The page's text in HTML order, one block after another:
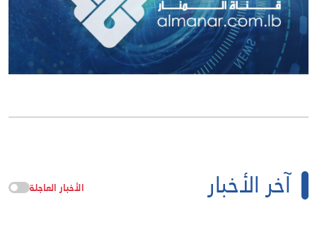
آخر الأخبار الأخبار العاجلة